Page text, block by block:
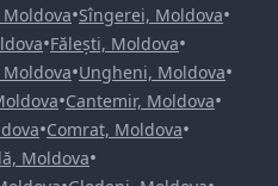
•Sîngerei, Moldova•
•Fălești, Moldova•
•Ungheni, Moldova•
•Cantemir, Moldova•
•Comrat, Moldova•
Moldova•